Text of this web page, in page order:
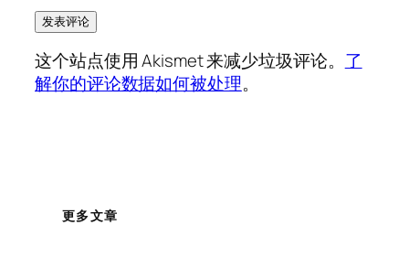
这个站点使用 Akismet 来减少垃圾评论。 了
解你的评论数据如何被处理。
更多文章